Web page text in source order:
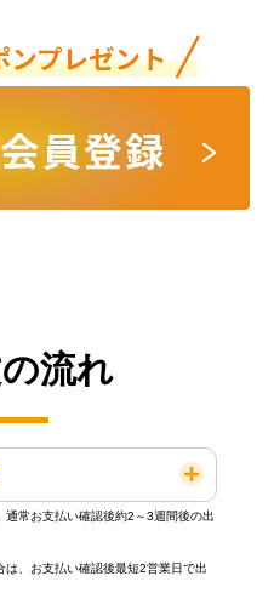
流れ
常お支払い確認後約2～3週間後の出
、お支払い確認後最短2営業日で出